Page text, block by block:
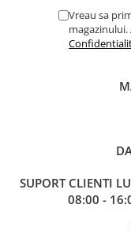
Alte RPG
Vreau sa
SUPORT CLIENTI
08:00 -